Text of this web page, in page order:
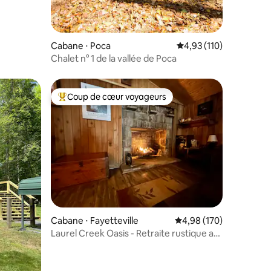
Cabane ⋅ Poca Évaluation moyenne
4,93 (110)
Chalet n° 1 de la vallée de Poca
: 5 sur 5
appréciés Coups de cœur voyageurs les plus appréciés
Coup de cœur voyageurs
Cabane ⋅ Fayetteville Évaluation moyenne
4,98 (170)
Laurel Creek Oasis - Retraite rustique au